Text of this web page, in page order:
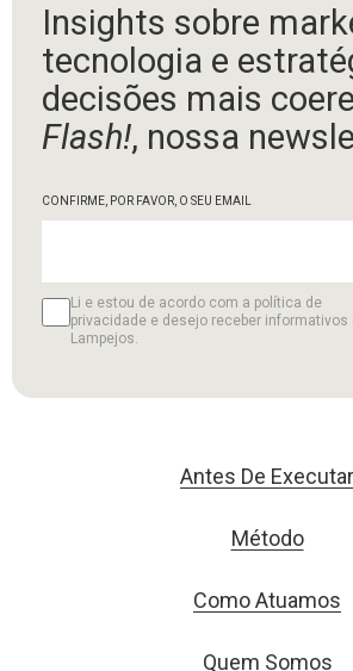
Insights sobre
tecnologia e
decisões mais
Flash!, nossa
CONFIRME, POR FAVOR, O SEU EMAIL
Li e estou de acordo com a política de
privacidade e desejo receber informativos
Lampejos.
Antes De Executar
Método
Como Atuamos
Quem Somos